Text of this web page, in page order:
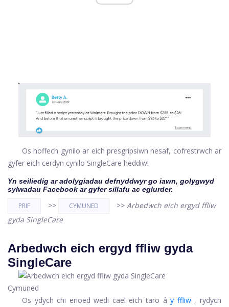
Os hoffech gynilo ar eich presgripsiwn nesaf, cofrestrwch ar
gyfer eich cerdyn cynilo SingleCare heddiw!
Yn seiliedig ar adolygiadau defnyddwyr go iawn, golygwyd
sylwadau Facebook ar gyfer sillafu ac eglurder.
PRIF >> CYMUNED >> Arbedwch eich ergyd ffliw
gyda SingleCare
Arbedwch eich ergyd ffliw gyda
SingleCare
Cymuned
Os ydych chi erioed wedi cael eich taro â y ffliw , rydych